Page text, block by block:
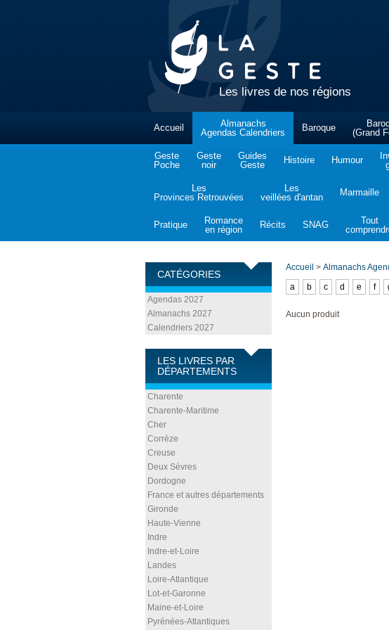
Les livres de nos régions
Accueil
Almanachs
Agendas Calendriers
Baroque
(Grand
Geste
Poche
Geste
noir
Guides
Geste
Histoire Humour
Les
Provinces Retrouvées
Les
veillées d'antan
Marmaille
Pratique
Romance
en région
Récits SNAG
Tout
CATÉGORIES
Agendas 2027
Almanachs 2027
Calendriers 2027
LES LIVRES PAR
DÉPARTEMENTS
Charente
Charente-Maritime
Cher
Corrèze
Creuse
Deux Sèvres
Dordogne
France et autres départements
Gironde
Haute-Vienne
Indre
Indre-et-Loire
Landes
Loire-Atlantique
Lot-et-Garonne
Maine-et-Loire
Pyrénées-Atlantiques
Accueil > Almanachs
a
b c d e f
Aucun produit